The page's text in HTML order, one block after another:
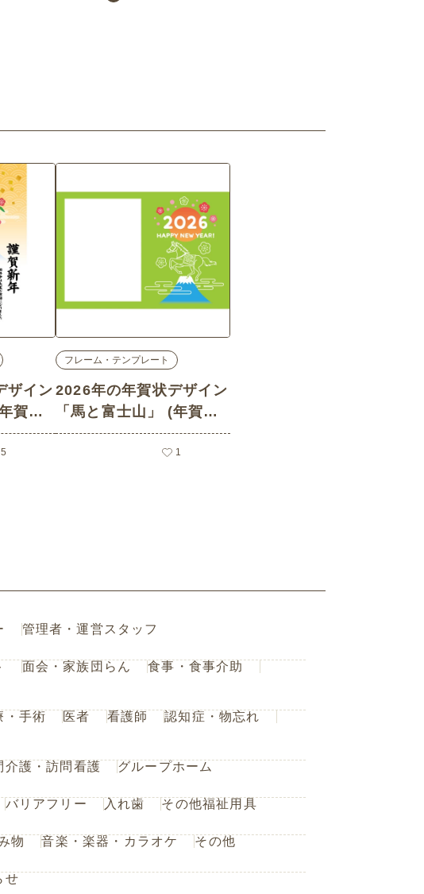
ザイン
賀
ム・テ
ラス
5
フレーム・テンプレート
2026年の年賀状デザイン
「馬と富士山」 (年賀
状・はがき/フレーム・テ
ンプレートの介護イラス
1
管理者・運営スタッフ
面会・家族団らん
食事・食事介助
・手術 医者 看護師
認知症・物忘れ
介護・訪問看護 グループホーム
バリアフリー 入れ歯 その他福祉用具
物 音楽・楽器・カラオケ その他
せ